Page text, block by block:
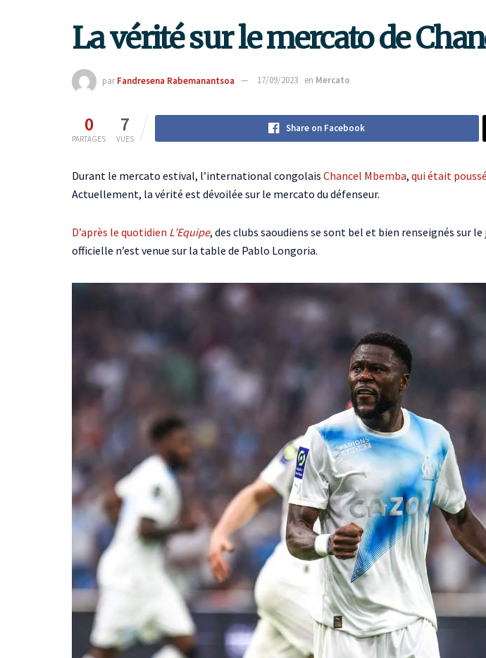
La vérité sur le mercato de
par Fandresena Rabemanantsoa 17/09/2023 en Mercato
0
PARTAGES
7
VUES
Share on Facebook
Durant le mercato estival, l’international congolais Chancel Mbemba, qui était
Actuellement, la vérité est dévoilée sur le mercato du défenseur.
D’après le quotidien L’Equipe, des clubs saoudiens se sont bel et bien renseignés sur
officielle n’est venue sur la table de Pablo Longoria.